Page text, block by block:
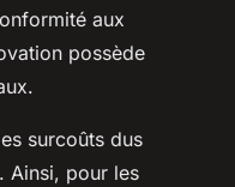
aux
possède
surcoûts dus
Ainsi, pour les